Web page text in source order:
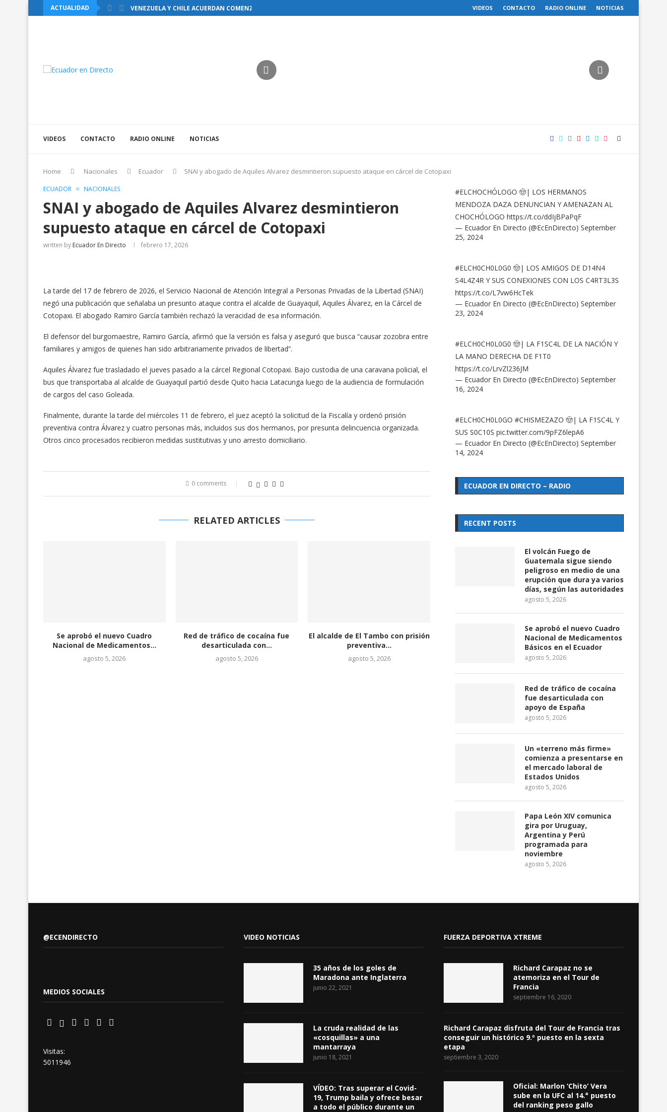
ACTUALIDAD VENEZUELA Y CHILE ACUERDAN COMENZAR EL RESTABLECIMIENTO DE... VIDEOS CONTACTO RADIO ONLINE NOTICIAS
VIDEOS CONTACTO RADIO ONLINE NOTICIAS
Home Nacionales Ecuador SNAI y abogado de Aquiles Alvarez desmintieron supuesto ataque en cárcel de Cotopaxi
ECUADOR NACIONALES
SNAI y abogado de Aquiles Alvarez desmintieron
supuesto ataque en cárcel de Cotopaxi
written by Ecuador En Directo febrero 17, 2026
La tarde del 17 de febrero de 2026, el Servicio Nacional de Atención Integral a Personas Privadas de la Libertad (SNAI)
negó una publicación que señalaba un presunto ataque contra el alcalde de Guayaquil, Aquiles Álvarez, en la Cárcel de
Cotopaxi. El abogado Ramiro García también rechazó la veracidad de esa información.
El defensor del burgomaestre, Ramiro García, afirmó que la versión es falsa y aseguró que busca “causar zozobra entre
familiares y amigos de quienes han sido arbitrariamente privados de libertad”.
Aquiles Álvarez fue trasladado el jueves pasado a la cárcel Regional Cotopaxi. Bajo custodia de una caravana policial, el
bus que transportaba al alcalde de Guayaquil partió desde Quito hacia Latacunga luego de la audiencia de formulación
de cargos del caso Goleada.
Finalmente, durante la tarde del miércoles 11 de febrero, el juez aceptó la solicitud de la Fiscalía y ordenó prisión
preventiva contra Álvarez y cuatro personas más, incluidos sus dos hermanos, por presunta delincuencia organizada.
Otros cinco procesados recibieron medidas sustitutivas y uno arresto domiciliario.
0 comments
RELATED ARTICLES
Se aprobó el nuevo Cuadro
Nacional de Medicamentos...
agosto 5, 2026
Red de tráfico de cocaína fue
desarticulada con...
agosto 5, 2026
El alcalde de El Tambo con prisión
preventiva...
agosto 5, 2026
#ELCHOCHÓLOGO 🤠| LOS HERMANOS
MENDOZA DAZA DENUNCIAN Y AMENAZAN AL
CHOCHÓLOGO https://t.co/ddIjBPaPqF
— Ecuador En Directo (@EcEnDirecto) September
25, 2024
#ELCH0CH0L0G0 🤠| LOS AMIGOS DE D14N4
S4L4Z4R Y SUS CONEXIONES CON LOS C4RT3L3S
https://t.co/L7vw6HcTek
— Ecuador En Directo (@EcEnDirecto) September
23, 2024
#ELCH0CH0L0G0 🤠| LA F1SC4L DE LA NACIÓN Y
LA MANO DERECHA DE F1T0
https://t.co/LrvZl236JM
— Ecuador En Directo (@EcEnDirecto) September
16, 2024
#ELCH0CH0L0GO #CHISMEZAZO 🤠| LA F1SC4L Y
SUS S0C10S pic.twitter.com/9pFZ6lepA6
— Ecuador En Directo (@EcEnDirecto) September
14, 2024
ECUADOR EN DIRECTO – RADIO
RECENT POSTS
El volcán Fuego de
Guatemala sigue siendo
peligroso en medio de una
erupción que dura ya varios
días, según las autoridades
agosto 5, 2026
Se aprobó el nuevo Cuadro
Nacional de Medicamentos
Básicos en el Ecuador
agosto 5, 2026
Red de tráfico de cocaína
fue desarticulada con
apoyo de España
agosto 5, 2026
Un «terreno más firme»
comienza a presentarse en
el mercado laboral de
Estados Unidos
agosto 5, 2026
Papa León XIV comunica
gira por Uruguay,
Argentina y Perú
programada para
noviembre
agosto 5, 2026
@ECENDIRECTO
MEDIOS SOCIALES
Visitas:
5011946
VIDEO NOTICIAS
35 años de los goles de
Maradona ante Inglaterra
junio 22, 2021
La cruda realidad de las
«cosquillas» a una
mantarraya
junio 18, 2021
VÍDEO: Tras superar el Covid-
19, Trump baila y ofrece besar
a todo el público durante un
FUERZA DEPORTIVA XTREME
Richard Carapaz no se
atemoriza en el Tour de
Francia
septiembre 16, 2020
Richard Carapaz disfruta del Tour de Francia tras
conseguir un histórico 9.º puesto en la sexta
etapa
septiembre 3, 2020
Oficial: Marlon ‘Chito’ Vera
sube en la UFC al 14.° puesto
del ranking peso gallo